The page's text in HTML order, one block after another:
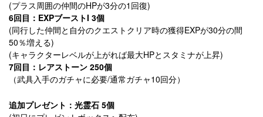
(プラス周囲の仲間のHPが3分の1回復)
6回目：EXPブーストI 3個
(同行した仲間と自分のクエストクリア時の獲得EXPが30分の間
50％増える)
(キャラクターレベルが上がれば最大HPとスタミナが上昇)
7回目：レアストーン 250個
（武具入手のガチャに必要/通常ガチャ10回分）
追加プレゼント：光霊石 5個